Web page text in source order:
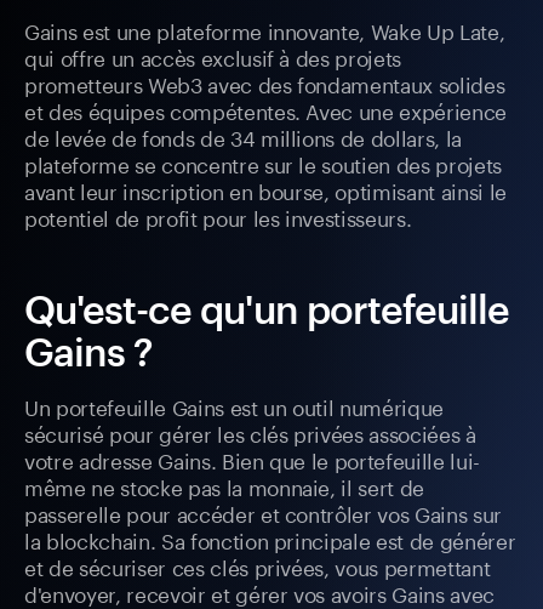
Gains est une plateforme innovante, Wake Up Late,
qui offre un accès exclusif à des projets
prometteurs Web3 avec des fondamentaux solides
et des équipes compétentes. Avec une expérience
de levée de fonds de 34 millions de dollars, la
plateforme se concentre sur le soutien des projets
avant leur inscription en bourse, optimisant ainsi le
potentiel de profit pour les investisseurs.
Qu'est-ce qu'un portefeuille
Gains ?
Un portefeuille Gains est un outil numérique
sécurisé pour gérer les clés privées associées à
votre adresse Gains. Bien que le portefeuille lui-
même ne stocke pas la monnaie, il sert de
passerelle pour accéder et contrôler vos Gains sur
la blockchain. Sa fonction principale est de générer
et de sécuriser ces clés privées, vous permettant
d'envoyer, recevoir et gérer vos avoirs Gains avec